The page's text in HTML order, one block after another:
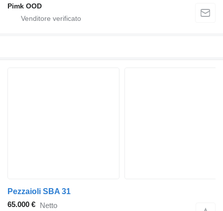
Pimk OOD
Pezzaioli SBA 31
65.000 € Netto